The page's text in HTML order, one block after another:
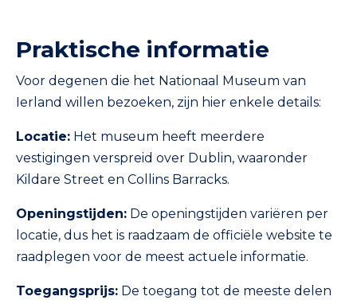
Praktische informatie
Voor degenen die het Nationaal Museum van
Ierland willen bezoeken, zijn hier enkele details:
Locatie: Het museum heeft meerdere
vestigingen verspreid over Dublin, waaronder
Kildare Street en Collins Barracks.
Openingstijden: De openingstijden variëren per
locatie, dus het is raadzaam de officiële website te
raadplegen voor de meest actuele informatie.
Toegangsprijs: De toegang tot de meeste delen